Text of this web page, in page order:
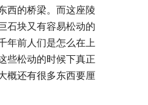
西的桥梁。而这座陵
石块又有容易松动的
年前人们是怎么在上
些松动的时候下真正
概还有很多东西要厘